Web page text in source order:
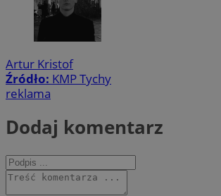
Artur Kristof
Źródło: KMP Tychy
reklama
Dodaj komentarz